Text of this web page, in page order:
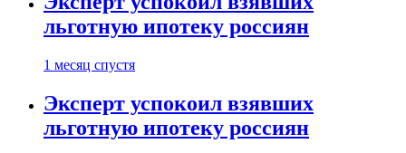
льготную ипотеку россиян
1 месяц спустя
Эксперт успокоил взявших
льготную ипотеку россиян